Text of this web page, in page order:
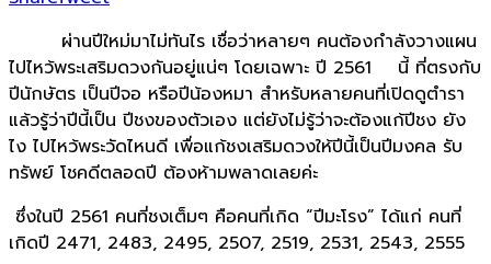
ผ่านปีใหม่มาไม่ทันไร เชื่อว่าหลายๆ คนต้องกำลังวางแผน
ไปไหว้พระเสริมดวงกันอยู่แน่ๆ โดยเฉพาะ ปี 2561 นี้ ที่ตรงกับ
ปีนักษัตร เป็นปีจอ หรือปีน้องหมา สำหรับหลายคนที่เปิดดูตำรา
แล้วรู้ว่าปีนี้เป็น ปีชงของตัวเอง แต่ยังไม่รู้ว่าจะต้องแก้ปีชง ยัง
ไง ไปไหว้พระวัดไหนดี เพื่อแก้ชงเสริมดวงให้ปีนี้เป็นปีมงคล รับ
ทรัพย์ โชคดีตลอดปี ต้องห้ามพลาดเลยค่ะ
ซึ่งในปี 2561 คนที่ชงเต็มๆ คือคนที่เกิด “ปีมะโรง” ได้แก่ คนที่
เกิดปี 2471, 2483, 2495, 2507, 2519, 2531, 2543, 2555